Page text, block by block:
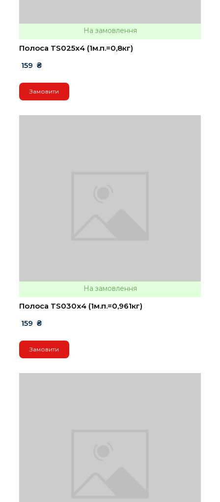
На замовлення
Полоса TS025х4 (1м.п.=0,8кг)
159  ₴
Замовити
На замовлення
Полоса TS030х4 (1м.п.=0,961кг)
159  ₴
Замовити